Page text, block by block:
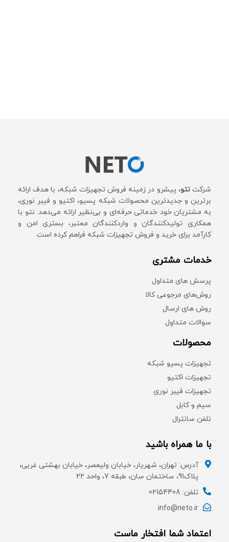
شرکتنتو، پیشرو در زمینه فروش تجهیزات شبکه، با هدف ارائه
برترین و جدیدترین محصولات شبکه پسیو، اکتیو و فیبر نوری،
به مشتریان خود خدماتی حرفه‌ای و بی‌نظیر ارائه می‌دهد. نتو با
همکاری تولیدکنندگان و واردکنندگان معتبر، بستری امن و
کارآمد برای خرید و فروش تجهیزات شبکه فراهم کرده است.
خدمات مشتری
پرسش های متداول
روش‌های مرجوعی کالا
روش های ارسال
سوالات متداول
محصولات
تجهیزات پسیو شبکه
تجهیزات اکتیو
تجهیزات فیبر نوری
سیم و کابل
تلفن سانترال
با ما همراه باشید
آدرس: تهران، شهریار، خیابان ولیعصر، خیابان بهشتی غربی،
پلاک91، ساختمان سان، طبقه 7، واحد 22
تلفن: 02154408
info@neto.ir
اعتماد شما افتخار ماست